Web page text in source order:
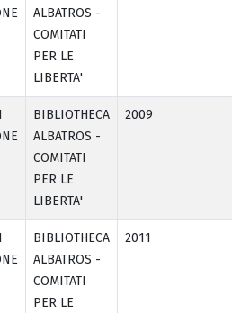
ALBATROS -
COMITATI
PER LE
LIBERTA'
BIBLIOTHECA
ALBATROS -
COMITATI
PER LE
LIBERTA'
2009
BIBLIOTHECA
ALBATROS -
COMITATI
PER LE
2011